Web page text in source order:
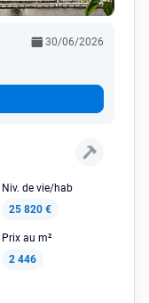
30/06/2026
Niv. de vie/hab
25 820 €
Prix au m²
2 446